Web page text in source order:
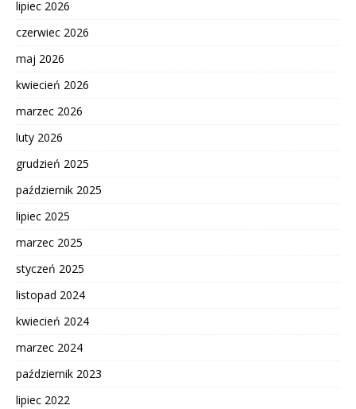
lipiec 2026
czerwiec 2026
maj 2026
kwiecień 2026
marzec 2026
luty 2026
grudzień 2025
październik 2025
lipiec 2025
marzec 2025
styczeń 2025
listopad 2024
kwiecień 2024
marzec 2024
październik 2023
lipiec 2022